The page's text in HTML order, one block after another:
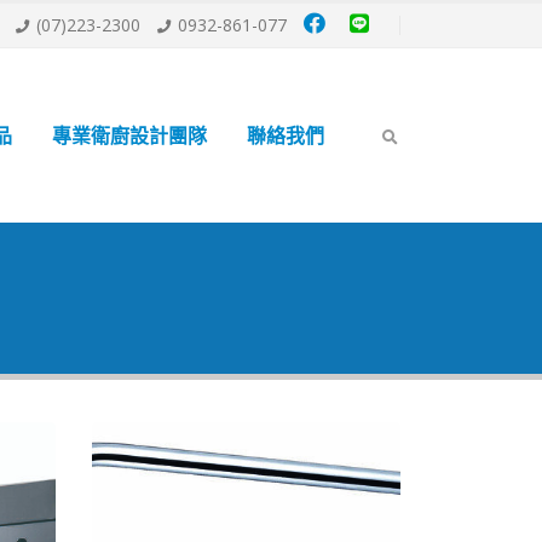
(07)223-2300 0932-861-077
專業衛廚設計團隊 聯絡我們